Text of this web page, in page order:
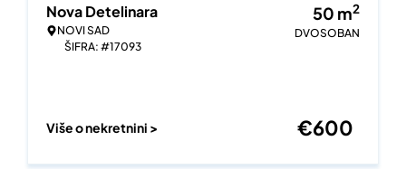
Nova Detelinara
NOVI SAD
ŠIFRA: #17093
50 m2
DVOSOBAN
Više o nekretnini > €600